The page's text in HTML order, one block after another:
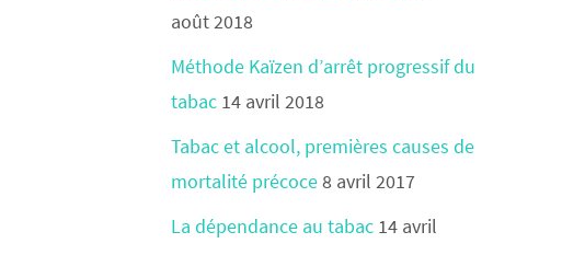
août 2018
Méthode Kaïzen d’arrêt progressif du
tabac 14 avril 2018
Tabac et alcool, premières causes de
mortalité précoce8 avril 2017
La dépendance au tabac 14 avril